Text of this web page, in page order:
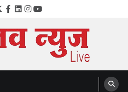
Facebook
LinkedIn
Instagram
YouTube
of Maharahstra